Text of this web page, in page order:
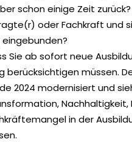
schon einige Zeit zurück?
oder Fachkraft und
Sie ab sofort neue
berücksichtigen müssen.
2024 modernisiert und
in der